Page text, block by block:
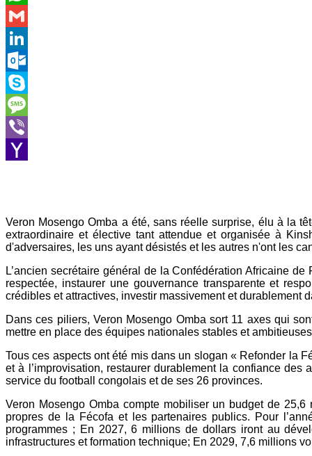
WhatsApp
Gmail
LinkedIn
Outlook.com
Skype
Message
Viber
Veron Mosengo Omba a été, sans réelle surprise, élu à la
extraordinaire et élective tant attendue et organisée à
d'adversaires, les uns ayant désistés et les autres n'ont les
L’ancien secrétaire général de la Confédération Africaine
respectée, instaurer une gouvernance transparente et
crédibles et attractives, investir massivement et durablement
Dans ces piliers, Veron Mosengo Omba sort 11 axes qui
mettre en place des équipes nationales stables et
Tous ces aspects ont été mis dans un slogan « Refonder la
et à l’improvisation, restaurer durablement la confiance
service du football congolais et de ses 26 provinces.
Veron Mosengo Omba compte mobiliser un budget de
propres de la Fécofa et les partenaires publics. Pour
programmes ; En 2027, 6 millions de dollars iront au
infrastructures et formation technique; En 2029, 7,6 millions